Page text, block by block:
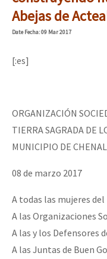
Mundo
EZLN
Presos
Mujeres
ETIQUETAS
MULTIMEDIA
“Sonhando a Terra do
Se o México sabe, que o
[25 abr – CDMX] Tokín
Abejas de
DateFecha: 09 Mar 2017
[:es]
ORGANIZACIÓN
TIERRA SAGRADA DE
MUNICIPIO DE
08 de marzo 2017
A todas las mujeres
A las Organizaciones
A las y los Defensores
A las Juntas de Buen